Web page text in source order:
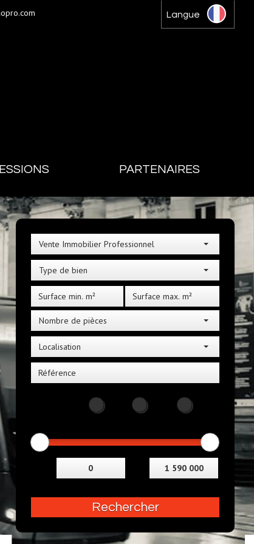
Langue
PARTENAIRES
Vente Immobilier Professionnel
Type de bien
Nombre de pièces
Localisation
Rechercher